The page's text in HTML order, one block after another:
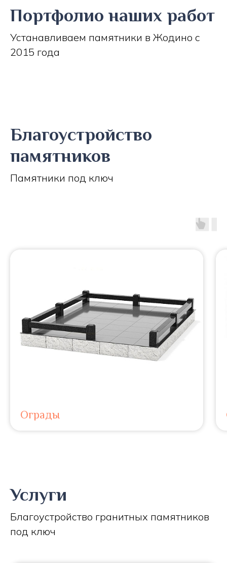
Портфолио наших работ
Устанавливаем памятники в Жодино с
2015 года
Благоустройство
памятников
Памятники под ключ
Ограды
Услуги
Благоустройство гранитных памятников
под ключ